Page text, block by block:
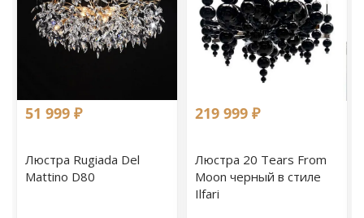
51 999 ₽
Люстра Rugiada Del
Mattino D80
219 999 ₽
Люстра 20 Tears From
Moon черный в стиле
Ilfari